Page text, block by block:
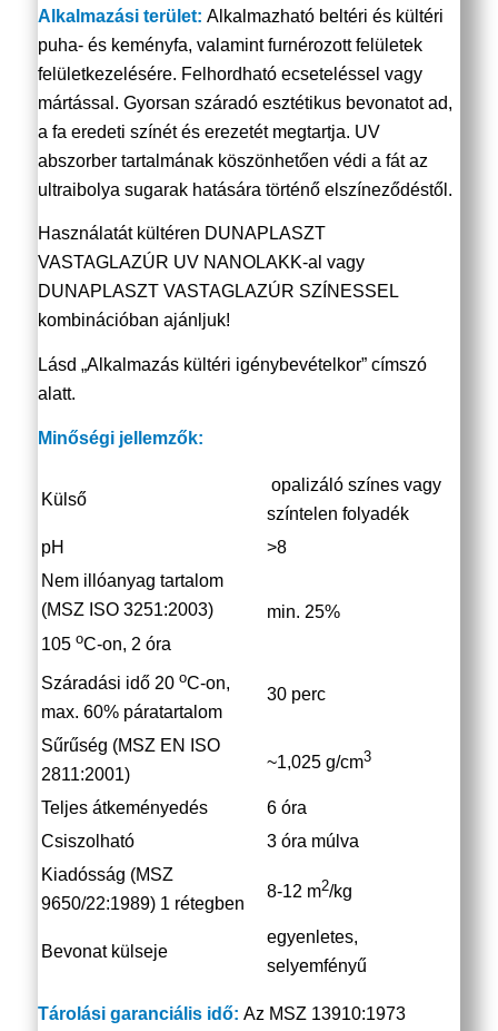
Alkalmazási terület: Alkalmazható beltéri és kültéri
puha- és keményfa, valamint furnérozott felületek
felületkezelésére. Felhordható ecseteléssel vagy
mártással. Gyorsan száradó esztétikus bevonatot ad,
a fa eredeti színét és erezetét megtartja. UV
abszorber tartalmának köszönhetően védi a fát az
ultraibolya sugarak hatására történő elszíneződéstől.
Használatát kültéren DUNAPLASZT
VASTAGLAZÚR UV NANOLAKK-al vagy
DUNAPLASZT VASTAGLAZÚR SZÍNESSEL
kombinációban ajánljuk!
Lásd „Alkalmazás kültéri igénybevételkor” címszó
alatt.
Minőségi jellemzők:
Külső
opalizáló színes vagy
színtelen folyadék
pH
>8
Nem illóanyag tartalom
(MSZ ISO 3251:2003)
105 oC-on, 2 óra
min. 25%
Száradási idő 20 oC-on,
max. 60% páratartalom
30 perc
Sűrűség (MSZ EN ISO
2811:2001)
~1,025 g/cm3
Teljes átkeményedés
6 óra
Csiszolható
3 óra múlva
Kiadósság (MSZ
9650/22:1989) 1 rétegben
8-12 m2/kg
Bevonat külseje
egyenletes,
selyemfényű
Tárolási garanciális idő: Az MSZ 13910:1973